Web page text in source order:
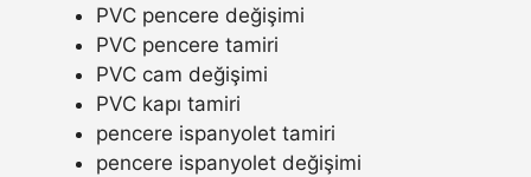
PVC pencere değişimi
PVC pencere tamiri
PVC cam değişimi
PVC kapı tamiri
pencere ispanyolet tamiri
pencere ispanyolet değişimi